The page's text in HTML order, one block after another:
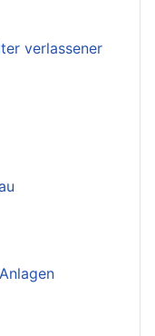
verlassener